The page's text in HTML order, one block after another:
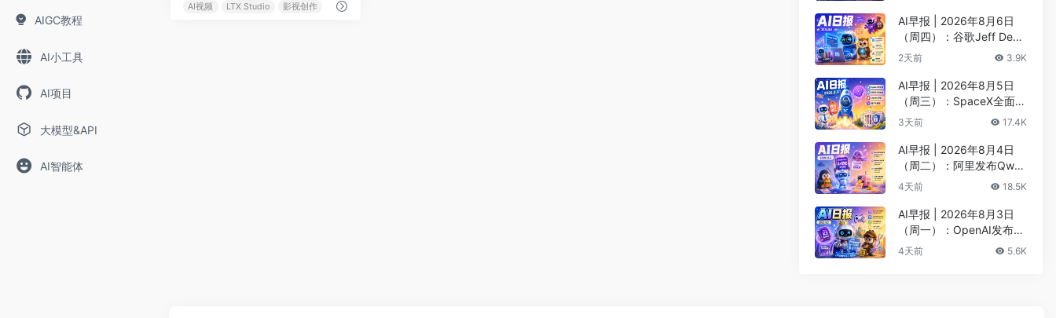
AIGC教程
AI小工具
AI项目
大模型&API
AI智能体
AI视频 LTX Studio 影视创作
萨比斯卸任CEO
AI早报 | 2026年8月6日
（周四）：谷歌Jeff Dean
创办AI科学公司、Meta发
2天前 3.9K
AI早报 | 2026年8月5日
（周三）：SpaceX全面押
注英伟达布局太空AI、四
3天前 17.4K
AI早报 | 2026年8月4日
（周二）：阿里发布Qwen
3.8-Max旗舰模型、MiniM
4天前 18.5K
AI早报 | 2026年8月3日
（周一）：OpenAI发布Pr
esence、DNA证据被曝可
4天前 5.6K